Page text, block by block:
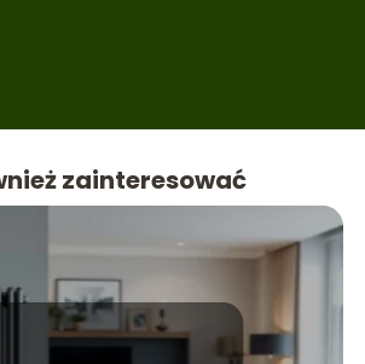
zainteresować